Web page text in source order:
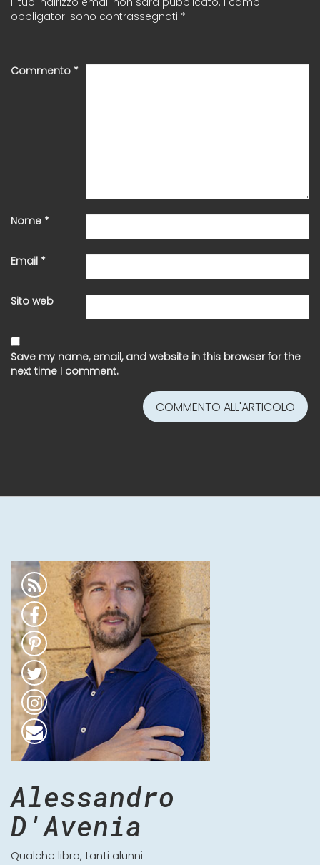
obbligatori sono contrassegnati *
Commento *
Nome *
Email *
Sito web
Save my name, email, and website in this browser for the
next time I comment.
Alessandro
D'Avenia
Qualche libro, tanti alunni